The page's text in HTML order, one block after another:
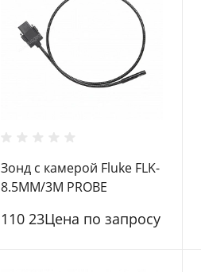
Зонд с камерой Fluke FLK-
8.5MM/3M PROBE
110 23Цена по запросу